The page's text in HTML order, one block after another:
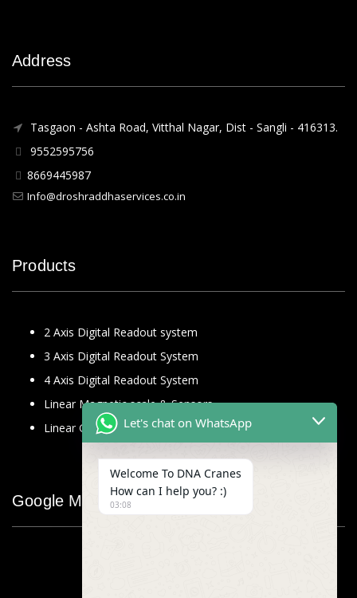
Address
Tasgaon - Ashta Road, Vitthal Nagar, Dist - Sangli - 416313.
9552595756
8669445987
Info@droshraddhaservices.co.in
Products
2 Axis Digital Readout system
3 Axis Digital Readout System
4 Axis Digital Readout System
Linear Magnetic scale & Sensors
Linear Glass Scale
Google Map
Let's chat on WhatsApp
Welcome To DNA Cranes
How can I help you? :)
03:08